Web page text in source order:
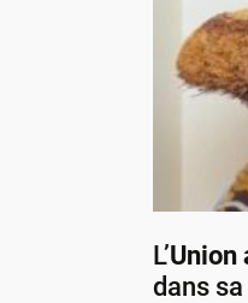
L’Union
dans